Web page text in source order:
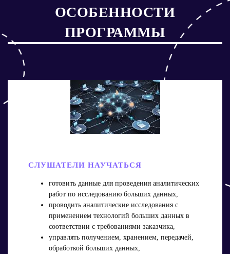
ОСОБЕННОСТИ
ПРОГРАММЫ
СЛУШАТЕЛИ НАУЧАТЬСЯ
готовить данные для проведения аналитических
работ по исследованию больших данных,
проводить аналитические исследования с
применением технологий больших данных в
соответствии с требованиями заказчика,
управлять получением, хранением, передачей,
обработкой больших данных,